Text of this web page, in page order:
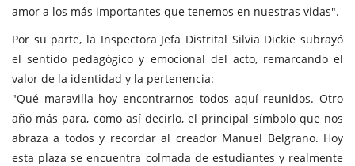
amor a los más importantes que tenemos en nuestras vidas".
Por su parte, la Inspectora Jefa Distrital Silvia Dickie subrayó
el sentido pedagógico y emocional del acto, remarcando el
valor de la identidad y la pertenencia:
"Qué maravilla hoy encontrarnos todos aquí reunidos. Otro
año más para, como así decirlo, el principal símbolo que nos
abraza a todos y recordar al creador Manuel Belgrano. Hoy
esta plaza se encuentra colmada de estudiantes y realmente